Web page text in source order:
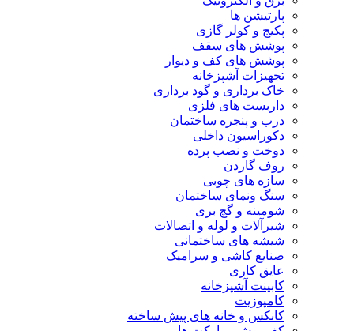
پارتیشن ها
پکیج و کولر گازی
پوشش های سقف
پوشش های کف و دیوار
تجهیزات آشپزخانه
خاک برداری و گود برداری
داربست های فلزی
درب و پنجره ساختمان
دکوراسیون داخلی
دوخت و نصب پرده
روف گاردن
سازه های چوبی
سنگ ونمای ساختمان
شومینه و گچ بری
شیرآلات و لوله و اتصالات
شیشه های ساختمانی
صنایع کاشی و سرامیک
عایق کاری
کابینت آشپزخانه
کامپوزیت
کانکس و خانه های پیش ساخته